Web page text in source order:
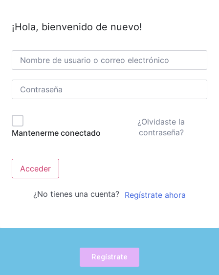
¡Hola, bienvenido de nuevo!
Mantenerme conectado
¿Olvidaste la
contraseña?
Acceder
¿No tienes una cuenta? Regístrate ahora
Regístrate